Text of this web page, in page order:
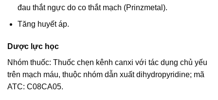
đau thắt ngực do co thắt mạch (Prinzmetal).
Tăng huyết áp.
Dược lực học
Nhóm thuốc: Thuốc chẹn kênh canxi với tác dụng chủ yếu
trên mạch máu, thuộc nhóm dẫn xuất dihydropyridine; mã
ATC: C08CA05.